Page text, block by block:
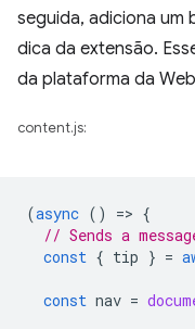
seguida, adiciona um
dica da extensão.
da plataforma da
content.js:
(async () => {
// Sends a
const { tip } =
const nav =